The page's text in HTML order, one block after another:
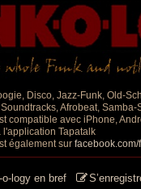
Disco, Jazz-Funk, Old-
Afrobeat, Samba-
compatible avec iPhone,
l'application Tapatalk
également sur
o-logy en bref